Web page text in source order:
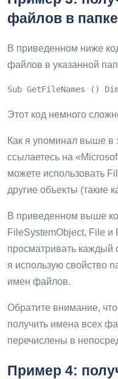
файлов в папке
В приведенном ниже
файлов в указанной
Sub GetFileNames ()
Этот код немного
Как я упоминал выше в
ссылаетесь на
можете использовать
другие объекты (такие
В приведенном выше
FileSystemObject, File и
просматривать каждый
я использую свойство
имен файлов.
Обратите внимание,
получить имена всех
перечислены в
Пример 4: